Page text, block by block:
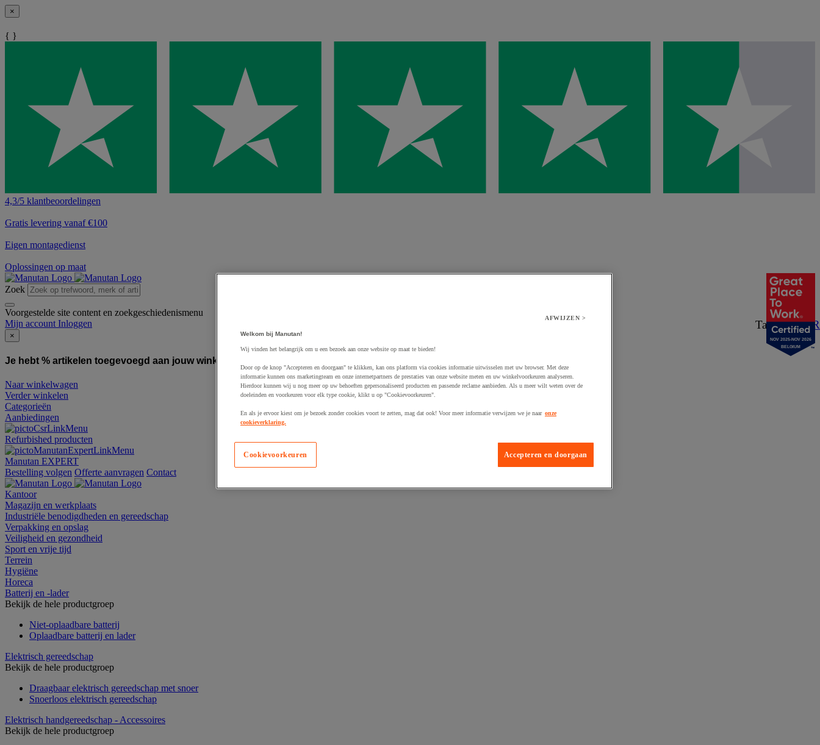
×
{ }
4,3/5 klantbeoordelingen
Gratis levering vanaf €100
Eigen montagedienst
Oplossingen op maat
Zoek
Voorgestelde site content en zoekgeschiedenismenu
Taal:NL/FR
Mijn account Inloggen
×
Je hebt % artikelen toegevoegd aan jouw winkelwagen:
Naar winkelwagen
Verder winkelen
Categorieën
Aanbiedingen
Refurbished producten
Manutan EXPERT
Bestelling volgen Offerte aanvragen Contact
Kantoor
Magazijn en werkplaats
Industriële benodigdheden en gereedschap
Verpakking en opslag
Veiligheid en gezondheid
Sport en vrije tijd
Terrein
Hygiëne
Horeca
Batterij en -lader
Bekijk de hele productgroep
Niet-oplaadbare batterij
Oplaadbare batterij en lader
Elektrisch gereedschap
Bekijk de hele productgroep
Draagbaar elektrisch gereedschap met snoer
Snoerloos elektrisch gereedschap
Elektrisch handgereedschap - Accessoires
Bekijk de hele productgroep
NOV 2025-NOV 2026
BELGIUM
AFWIJZEN >
Welkom bij Manutan!
Wij vinden het belangrijk om u een bezoek aan onze website op maat te bieden!
Door op de knop "Accepteren en doorgaan" te klikken, kan ons platform via cookies informatie uitwisselen met uw browser. Met deze
informatie kunnen ons marketingteam en onze internetpartners de prestaties van onze website meten en uw winkelvoorkeuren analyseren.
Hierdoor kunnen wij u nog meer op uw behoeften gepersonaliseerd producten en passende reclame aanbieden. Als u meer wilt weten over de
doeleinden en voorkeuren voor elk type cookie, klikt u op "Cookievoorkeuren".
En als je ervoor kiest om je bezoek zonder cookies voort te zetten, mag dat ook! Voor meer informatie verwijzen we je naar onze
cookieverklaring.
Accepteren en doorgaan
Cookievoorkeuren